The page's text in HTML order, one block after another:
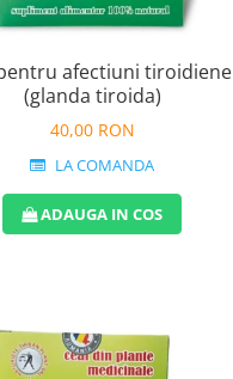
afectiuni tiroidiene
(glanda tiroida)
40,00 RON
LA COMANDA
ADAUGA IN COS